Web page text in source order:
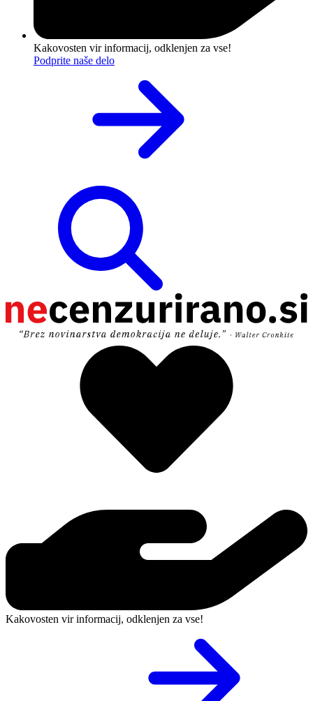
Kakovosten vir informacij, odklenjen za vse!
Podprite naše delo
Kakovosten vir informacij, odklenjen za vse!